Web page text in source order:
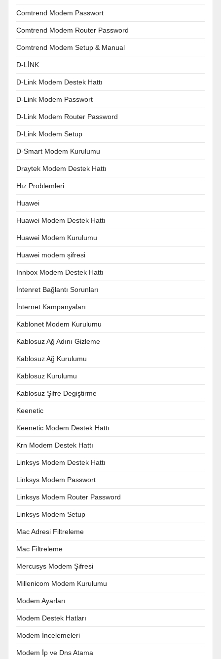
Comtrend Modem Passwort
Comtrend Modem Router Password
Comtrend Modem Setup & Manual
D-LİNK
D-Link Modem Destek Hattı
D-Link Modem Passwort
D-Link Modem Router Password
D-Link Modem Setup
D-Smart Modem Kurulumu
Draytek Modem Destek Hattı
Hız Problemleri
Huawei
Huawei Modem Destek Hattı
Huawei Modem Kurulumu
Huawei modem şifresi
Innbox Modem Destek Hattı
İntenret Bağlantı Sorunları
İnternet Kampanyaları
Kablonet Modem Kurulumu
Kablosuz Ağ Adını Gizleme
Kablosuz Ağ Kurulumu
Kablosuz Kurulumu
Kablosuz Şifre Degiştirme
Keenetic
Keenetic Modem Destek Hattı
Krn Modem Destek Hattı
Linksys Modem Destek Hattı
Linksys Modem Passwort
Linksys Modem Router Password
Linksys Modem Setup
Mac Adresi Filtreleme
Mac Filtreleme
Mercusys Modem Şifresi
Millenicom Modem Kurulumu
Modem Ayarları
Modem Destek Hatları
Modem İncelemeleri
Modem İp ve Dns Atama